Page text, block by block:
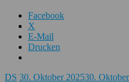
Facebook
X
E-Mail
Drucken
DS 30. Oktober 202530.